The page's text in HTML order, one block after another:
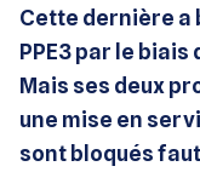
Cette dernière a
PPE3 par le biais
Mais ses deux
une mise en
sont bloqués